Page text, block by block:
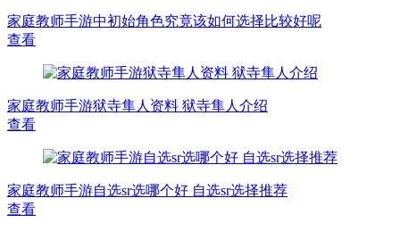
家庭教师手游中初始角色究竟该如何选择比较好呢
查看
家庭教师手游狱寺隼人资料 狱寺隼人介绍
查看
家庭教师手游自选sr选哪个好 自选sr选择推荐
查看